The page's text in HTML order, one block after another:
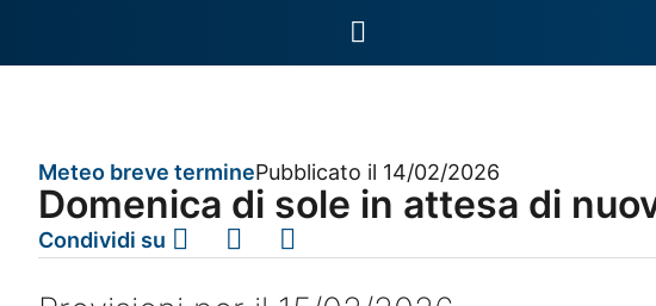
Meteo breve terminePubblicato il 14/02/2026
Domenica di sole in attesa di
Condividi su